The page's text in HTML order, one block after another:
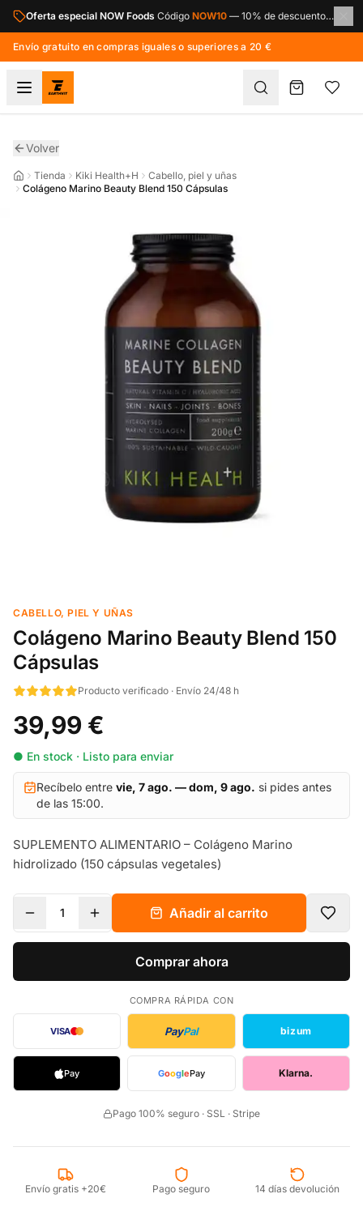
Saltar al contenido principal
Oferta especial NOW Foods Código NOW10 — 10% de descuento en toda la marca NOW Foods.
Envío gratuito en compras iguales o superiores a 20 €
Volver
Tienda Kiki Health+H
Cabello, piel y uñas
Colágeno Marino Beauty Blend 150 Cápsulas
CABELLO, PIEL Y UÑAS
Colágeno Marino Beauty Blend 150
Cápsulas
Producto verificado · Envío 24/48 h
39,99 €
● En stock · Listo para enviar
Recíbelo entre vie, 7 ago. — dom, 9 ago. si pides antes
de las 15:00.
SUPLEMENTO ALIMENTARIO – Colágeno Marino
hidrolizado (150 cápsulas vegetales)
1 Añadir al carrito
Comprar ahora
COMPRA RÁPIDA CON
VISA PayPal bizum
Pay GooglePay Klarna.
Pago 100% seguro · SSL · Stripe
Envío gratis +20€ Pago seguro 14 días devolución